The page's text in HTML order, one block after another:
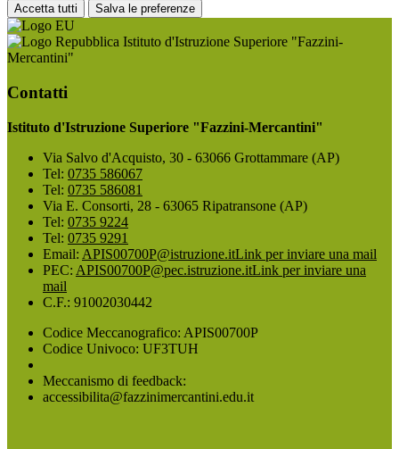
Accetta tutti Salva le preferenze
Istituto d'Istruzione Superiore "Fazzini-
Mercantini"
Contatti
Istituto d'Istruzione Superiore "Fazzini-Mercantini"
Via Salvo d'Acquisto, 30 - 63066 Grottammare (AP)
Tel: 0735 586067
Tel: 0735 586081
Via E. Consorti, 28 - 63065 Ripatransone (AP)
Tel: 0735 9224
Tel: 0735 9291
Email: APIS00700P@istruzione.itLink per inviare una mail
PEC: APIS00700P@pec.istruzione.itLink per inviare una
mail
C.F.: 91002030442
Codice Meccanografico: APIS00700P
Codice Univoco: UF3TUH
Meccanismo di feedback:
accessibilita@fazzinimercantini.edu.it